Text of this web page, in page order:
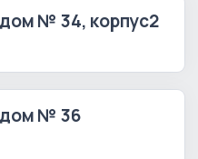
№ 34, корпус2
№ 36